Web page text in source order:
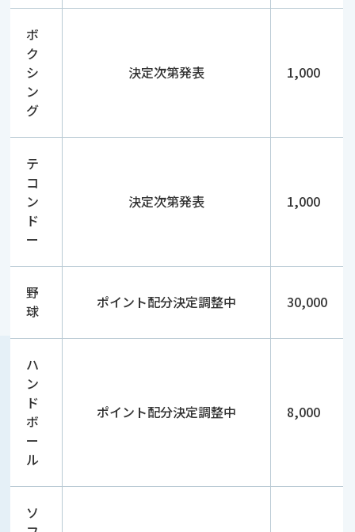
ボ
ク
シ
ン
グ
決定次第発表 1,000
テ
コ
ン
ド
ー
決定次第発表 1,000
野
球
ポイント配分決定調整中 30,000
ハ
ン
ド
ボ
ー
ル
ポイント配分決定調整中 8,000
ソ